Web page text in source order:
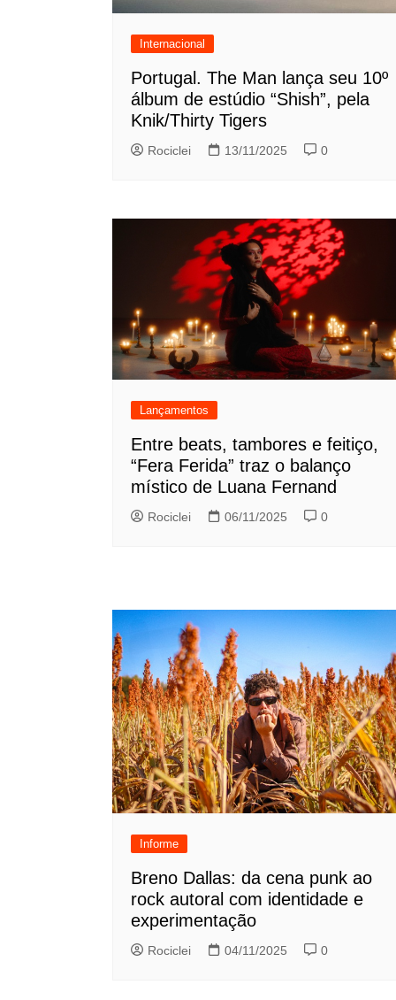
Internacional
Portugal. The Man lança seu 10º
álbum de estúdio “Shish”, pela
Knik/Thirty Tigers
Rociclei 13/11/2025 0
Lançamentos
Entre beats, tambores e feitiço,
“Fera Ferida” traz o balanço
místico de Luana Fernand
Rociclei 06/11/2025 0
Informe
Breno Dallas: da cena punk ao
rock autoral com identidade e
experimentação
Rociclei 04/11/2025 0